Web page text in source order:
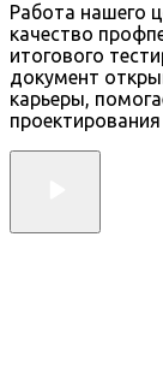
Работа нашего
качество
итогового
документ
карьеры,